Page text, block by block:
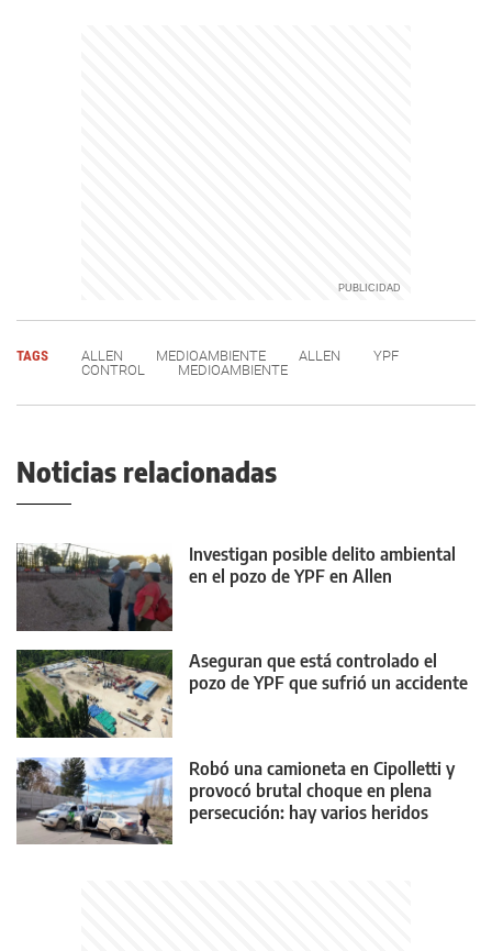
TAGS ALLEN MEDIOAMBIENTE ALLEN
YPF
CONTROL
MEDIOAMBIENTE
Noticias relacionadas
Investigan posible delito ambiental
en el pozo de YPF en Allen
Aseguran que está controlado el
pozo de YPF que sufrió un accidente
Robó una camioneta en Cipolletti y
provocó brutal choque en plena
persecución: hay varios heridos